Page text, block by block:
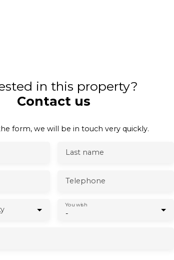
in this property?
Contact us
form, we will be in touch very quickly.
Last name
Telephone
-
You wish